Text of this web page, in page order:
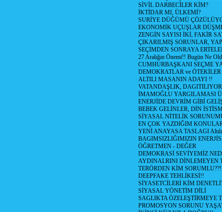
SİVİL DARBECİLER KİM?
İKTİDAR MI, ÜLKEMİ?
SURİYE DÜĞÜMÜ
EKONOMİK UÇUŞLAR
ZENGİN SAYISI İKİ, FAKİR
ÇIKARILMIŞ SORUNLAR,
SEÇİMDEN SONRAYA
27 Aralığın Önemi!! Bugün Ne
CUMHURBAŞKANI SEÇME
DEMOKRATLAR ve ÖTEKİLER
ALTILI MASANIN ADAYI !!
VATANDAŞLIK,
İMAMOĞLU YARGILAMASI
ENERJİDE DEVRİM GİBİ
BEBEK GELİNLER, DİN
SİYASAL NİTELİK
EN ÇOK YAZDIĞIM
YENİ ANAYASA TASLAGI Altılı
BAGIMSIZLIĞIMIZIN
ÖĞRETMEN - DEĞER
DEMOKRASİ SEVİYEMİZ
AYDINALRINI DİNLEMEYEN
TERÖRDEN KİM
DEEPFAKE TEHLİKESİ!!
SİYASETCİLERİ KİM
SİYASAL YÖNETİM DİLİ
SAGLIKTA ÖZELEŞTİRMEYE
PROMOSYON SORUNU